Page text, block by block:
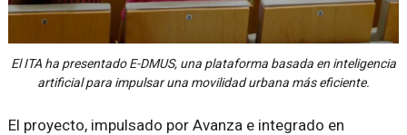
El ITA ha presentado E-DMUS, una plataforma basada en inteligencia
artificial para impulsar una movilidad urbana más eficiente.
El proyecto, impulsado por Avanza e integrado en